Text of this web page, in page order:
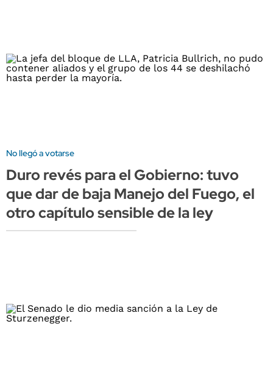
No llegó a votarse
Duro revés para el Gobierno: tuvo
que dar de baja Manejo del Fuego, el
otro capítulo sensible de la ley